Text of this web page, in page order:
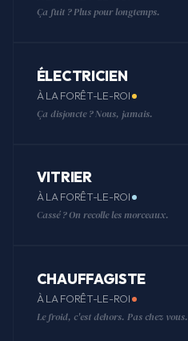
Ça fuit ? Plus pour longtemps.
ÉLECTRICIEN
À LA FORÊT-LE-ROI
Ça disjoncte ? Nous, jamais.
VITRIER
À LA FORÊT-LE-ROI
Cassé ? On recolle les morceaux.
CHAUFFAGISTE
À LA FORÊT-LE-ROI
Le froid, c'est dehors. Pas chez vous.